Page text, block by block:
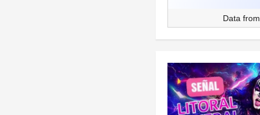
Data from